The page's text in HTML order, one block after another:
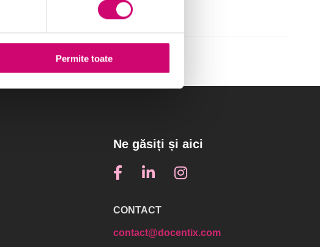
Permite toate
Ne găsiți și aici
CONTACT
contact@docentix.com